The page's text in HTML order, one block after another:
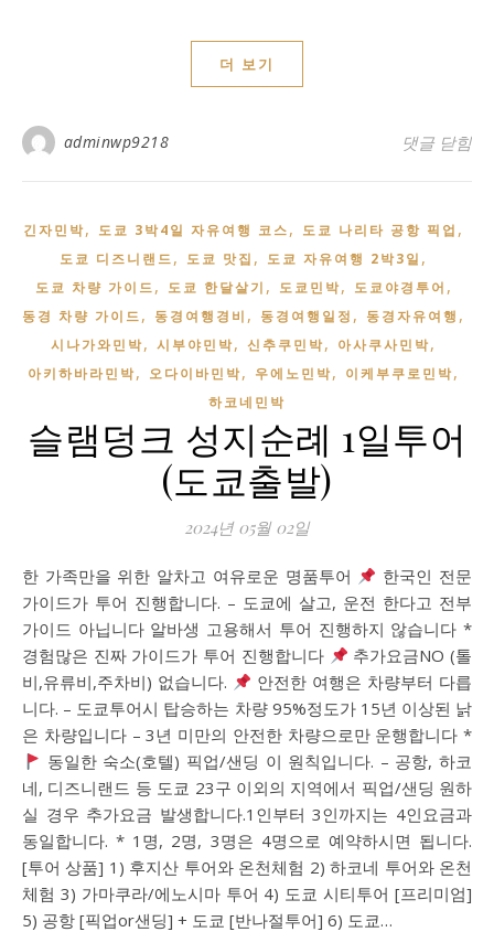
더 보기
adminwp9218 도쿄 패션
댓글 닫힘
긴자민박, 도쿄 3박4일 자유여행 코스, 도쿄 나리타 공항 픽업 ,
도쿄 디즈니랜드, 도쿄 맛집 , 도쿄 자유여행 2박3일 ,
도쿄 차량 가이드, 도쿄 한달살기 , 도쿄민박, 도쿄야경투어 ,
동경 차량 가이드, 동경여행경비 , 동경여행일정 , 동경자유여행 ,
시나가와민박, 시부야민박, 신추쿠민박, 아사쿠사민박,
아키하바라민박, 오다이바민박, 우에노민박, 이케부쿠로민박,
하코네민박
슬램덩크 성지순례 1일투어
(도쿄출발)
2024년 05월 02일
한 가족만을 위한 알차고 여유로운 명품투어
한국인 전문
가이드가 투어 진행합니다. – 도쿄에 살고, 운전 한다고 전부
가이드 아닙니다 알바생 고용해서 투어 진행하지 않습니다 *
경험많은 진짜 가이드가 투어 진행합니다
추가요금NO (톨
비,유류비,주차비) 없습니다.
안전한 여행은 차량부터 다릅
니다. – 도쿄투어시 탑승하는 차량 95%정도가 15년 이상된 낡
은 차량입니다 – 3년 미만의 안전한 차량으로만 운행합니다 *
동일한 숙소(호텔) 픽업/샌딩 이 원칙입니다. – 공항, 하코
네, 디즈니랜드 등 도쿄 23구 이외의 지역에서 픽업/샌딩 원하
실 경우 추가요금 발생합니다.1인부터 3인까지는 4인요금과
동일합니다. * 1명, 2명, 3명은 4명으로 예약하시면 됩니다.
[투어 상품] 1) 후지산 투어와 온천체험 2) 하코네 투어와 온천
체험 3) 가마쿠라/에노시마 투어 4) 도쿄 시티투어 [프리미엄]
5) 공항 [픽업or샌딩] + 도쿄 [반나절투어] 6) 도쿄…